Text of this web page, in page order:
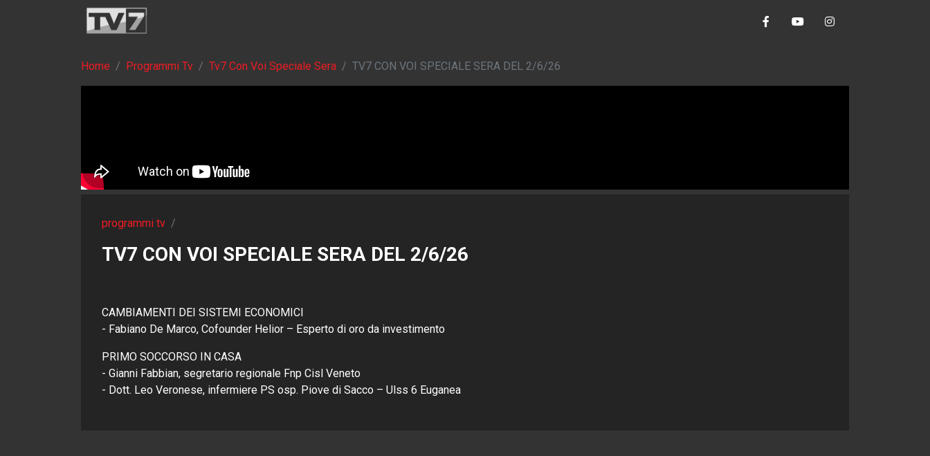
Home Programmi Tv Tv7 Con Voi Speciale Sera TV7 CON VOI SPECIALE SERA DEL 2/6/26
programmi tv /
TV7 CON VOI SPECIALE SERA DEL 2/6/26
CAMBIAMENTI DEI SISTEMI ECONOMICI
- Fabiano De Marco, Cofounder Helior – Esperto di oro da investimento
PRIMO SOCCORSO IN CASA
- Gianni Fabbian, segretario regionale Fnp Cisl Veneto
- Dott. Leo Veronese, infermiere PS osp. Piove di Sacco – Ulss 6 Euganea